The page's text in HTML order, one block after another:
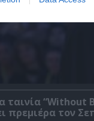
ταινία “Without
πρεμιέρα τον